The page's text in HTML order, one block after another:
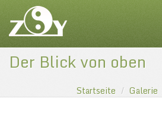
Der Blick von oben
Startseite Galerie